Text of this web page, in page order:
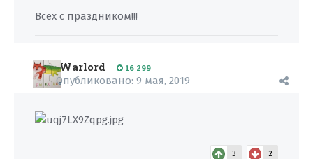
Всех с праздником!!!
Warlord 16 299
Опубликовано: 9 мая, 2019
3 2